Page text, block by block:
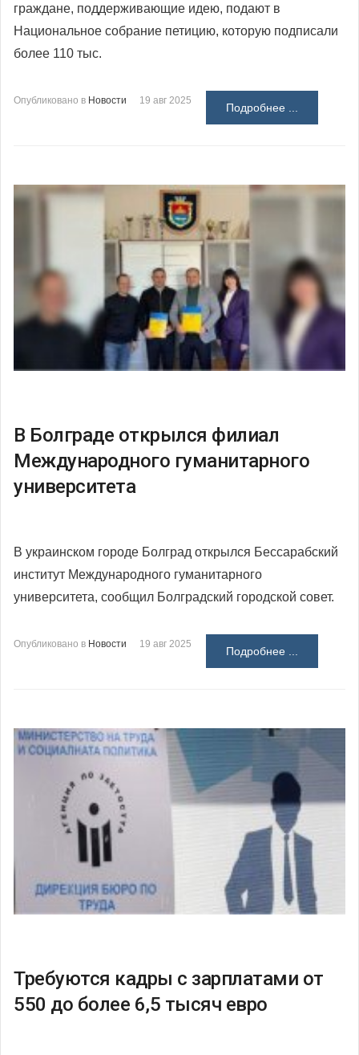
граждане, поддерживающие идею, подают в
Национальное собрание петицию, которую подписали
более 110 тыс.
Опубликовано в Новости 19 авг 2025
Подробнее ...
В Болграде открылся филиал
Международного гуманитарного
университета
В украинском городе Болград открылся Бессарабский
институт Международного гуманитарного
университета, сообщил Болградский городской совет.
Опубликовано в Новости 19 авг 2025
Подробнее ...
Требуются кадры с зарплатами от
550 до более 6,5 тысяч евро